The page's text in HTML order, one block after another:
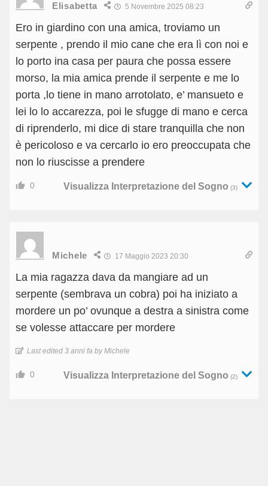
Elisabetta 5 Novembre 2025 08:23
Ero in giardino con una amica, troviamo un
serpente , prendo il mio cane che era lì con noi e
lo porto ina casa per paura che possa essere
morso, la mia amica prende il serpente e me lo
porta ,lo tiene in mano arrotolato, e’ mansueto e
lei lo lo accarezza, poi le sfugge di mano e cerca
di riprenderlo, mi dice di stare tranquilla che non
è pericoloso e va cercarlo io ero preoccupata che
non lo riuscisse a prendere
0 Visualizza Interpretazione del Sogno (3)
Michele 17 Maggio 2023 20:30
La mia ragazza dava da mangiare ad un
serpente (sembrava un cobra) poi ha iniziato a
mordere un po’ ovunque a destra a sinistra come
se volesse attaccare per mordere
Last edited 3 anni fa by Michele
0 Visualizza Interpretazione del Sogno (2)